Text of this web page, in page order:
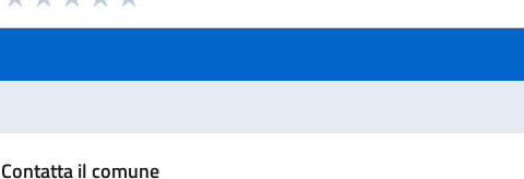
Valuta 5 stelle su 5
Valuta 4 stelle su 5
Valuta 3 stelle su 5
Valuta 2 stelle su 5
Valuta 1 stelle su 5
Contatta il comune